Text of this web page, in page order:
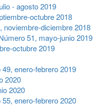
- agosto 2019
octubre 2018
diciembre 2018
51, mayo-junio 2019
octubre 2019
enero-febrero 2019
2020
2020
enero-febrero 2020